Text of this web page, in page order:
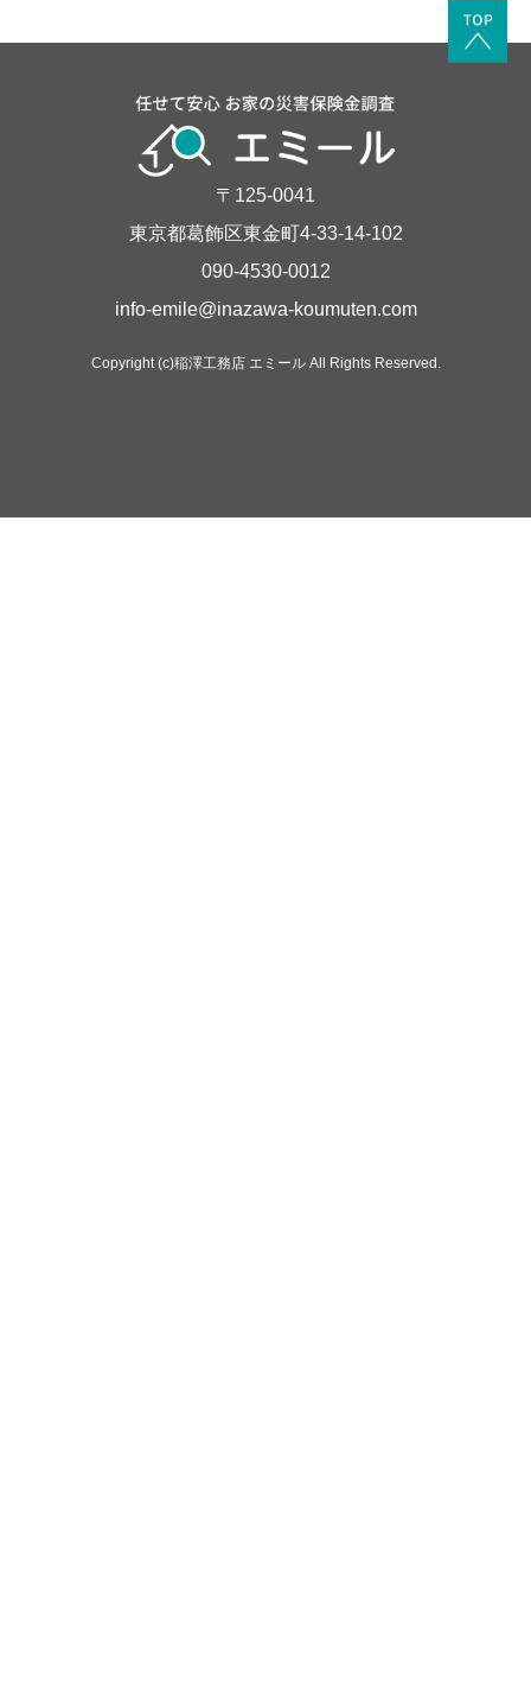
〒125-0041
東京都葛飾区東金町4-33-14-102
090-4530-0012
info-emile@inazawa-koumuten.com
Copyright (c)稲澤工務店 エミール All Rights Reserved.